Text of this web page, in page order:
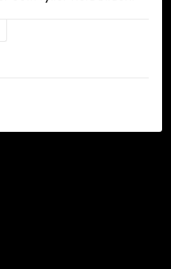
på 17–28 mm